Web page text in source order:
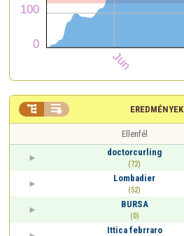
EREDMÉNYEK
 
Ellenfél
doctorcurling
(72)
Lombadier
(52)
BURSA
(0)
Ittica febrraro